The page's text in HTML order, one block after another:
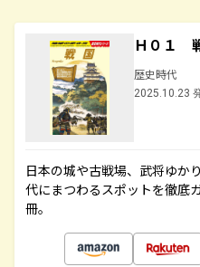
Ｈ０１
歴史時代
2025.10.23
日本の城や古戦場、武将ゆか
代にまつわるスポットを徹底
冊。